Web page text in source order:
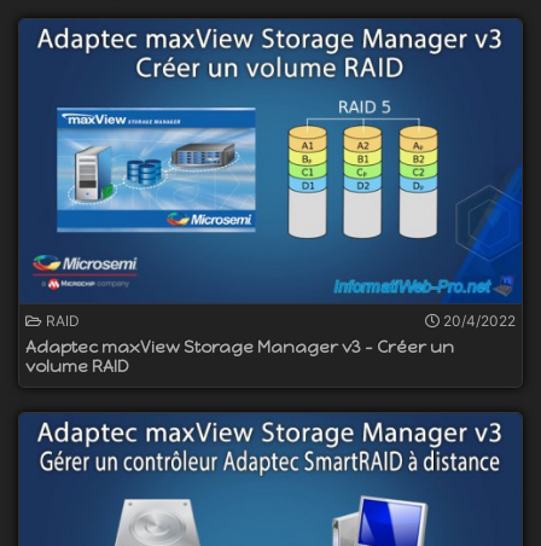
RAID 20/4/2022
Adaptec maxView Storage Manager v3 - Créer un
volume RAID